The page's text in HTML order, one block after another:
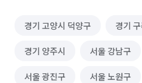
경기 고양시 덕양구 경기
경기 양주시 서울 강남구
서울 광진구 서울 노원구